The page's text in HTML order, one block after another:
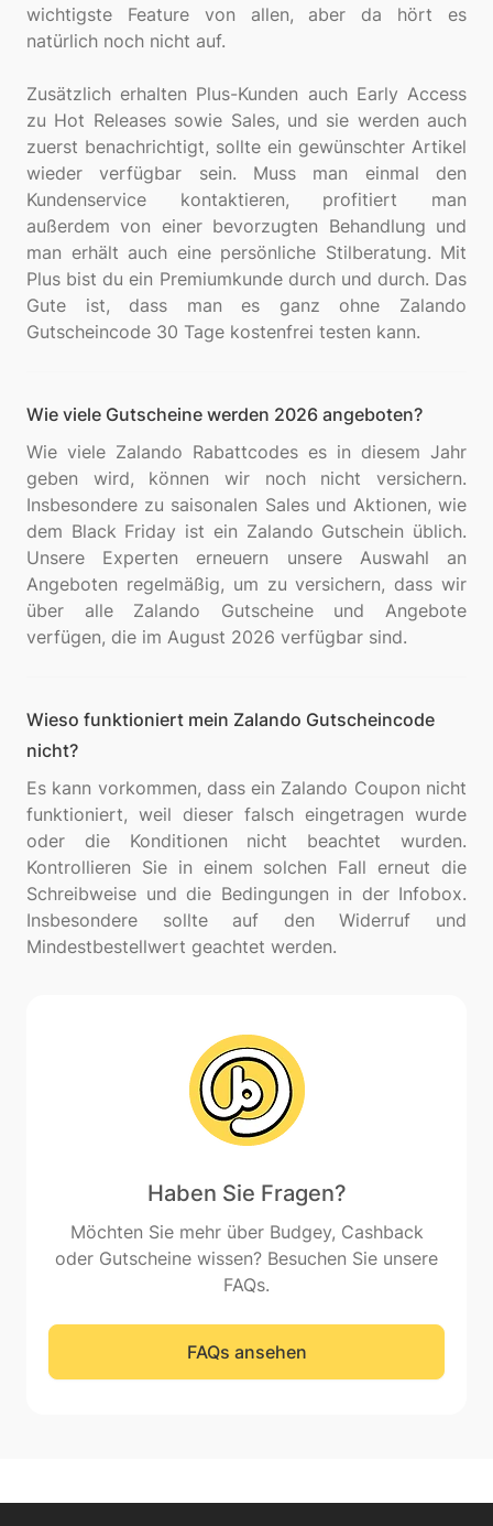
wichtigste Feature von allen, aber da hört es
natürlich noch nicht auf.
Zusätzlich erhalten Plus-Kunden auch Early Access
zu Hot Releases sowie Sales, und sie werden auch
zuerst benachrichtigt, sollte ein gewünschter Artikel
wieder verfügbar sein. Muss man einmal den
Kundenservice kontaktieren, profitiert man
außerdem von einer bevorzugten Behandlung und
man erhält auch eine persönliche Stilberatung. Mit
Plus bist du ein Premiumkunde durch und durch. Das
Gute ist, dass man es ganz ohne Zalando
Wie viele Gutscheine werden 2026 angeboten?
Wie viele Zalando Rabattcodes es in diesem Jahr
geben wird, können wir noch nicht versichern.
Insbesondere zu saisonalen Sales und Aktionen, wie
dem Black Friday ist ein Zalando Gutschein üblich.
Unsere Experten erneuern unsere Auswahl an
Angeboten regelmäßig, um zu versichern, dass wir
über alle Zalando Gutscheine und Angebote
Wieso funktioniert mein Zalando Gutscheincode
nicht?
Es kann vorkommen, dass ein Zalando Coupon nicht
funktioniert, weil dieser falsch eingetragen wurde
oder die Konditionen nicht beachtet wurden.
Kontrollieren Sie in einem solchen Fall erneut die
Schreibweise und die Bedingungen in der Infobox.
Insbesondere sollte auf den Widerruf und
Haben Sie Fragen?
Möchten Sie mehr über Budgey, Cashback
oder Gutscheine wissen? Besuchen Sie unsere
FAQs.
FAQs ansehen